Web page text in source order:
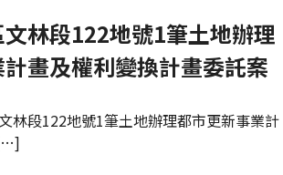
林段122地號1筆土地辦理
畫及權利變換計畫委託案
林段122地號1筆土地辦理都市更新事業計